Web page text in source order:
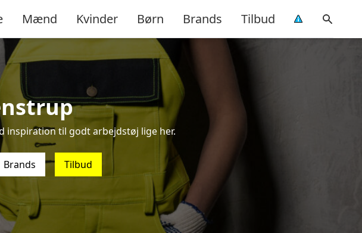
Mænd Kvinder Børn Brands Tilbud
inspiration til godt arbejdstøj lige her.
Brands Tilbud